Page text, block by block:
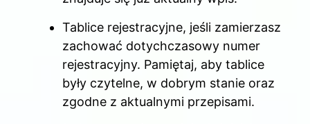
Tablice rejestracyjne, jeśli zamierzasz
zachować dotychczasowy numer
rejestracyjny. Pamiętaj, aby tablice
były czytelne, w dobrym stanie oraz
zgodne z aktualnymi przepisami.